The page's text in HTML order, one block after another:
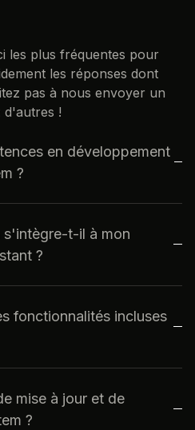
les plus fréquentes pour
les réponses dont
pas à nous envoyer un
d'autres !
en développement
?
Xano, Webflow) un
tirer profit.
s'intègre-t-il à mon
?
avons fait en sorte que
pour le setup se fasse
dit, il faudra bien souvent
le boilerplate.
fonctionnalités incluses
API/DB, etc., donc vous
assez simplement.
mise à jour et de
?